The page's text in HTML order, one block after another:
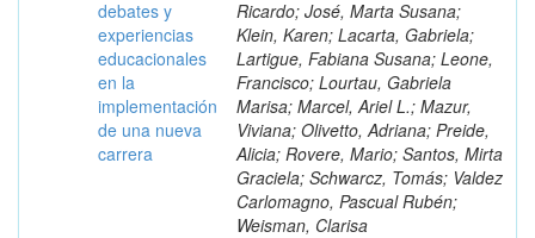
debates y
experiencias
educacionales
en la
implementación
de una nueva
carrera
Ricardo; José, Marta Susana;
Klein, Karen; Lacarta, Gabriela;
Lartigue, Fabiana Susana; Leone,
Francisco; Lourtau, Gabriela
Marisa; Marcel, Ariel L.; Mazur,
Viviana; Olivetto, Adriana; Preide,
Alicia; Rovere, Mario; Santos, Mirta
Graciela; Schwarcz, Tomás; Valdez
Carlomagno, Pascual Rubén;
Weisman, Clarisa